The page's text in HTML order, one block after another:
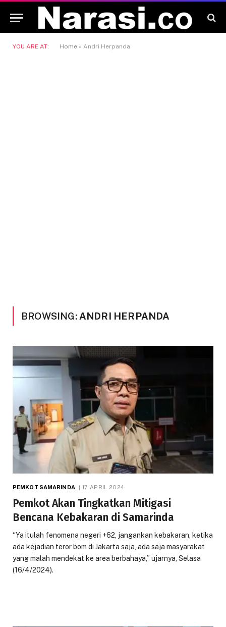
YOU ARE AT: Home » Andri Herpanda
BROWSING: ANDRI HERPANDA
PEMKOT SAMARINDA 17 APRIL 2024
Pemkot Akan Tingkatkan Mitigasi
Bencana Kebakaran di Samarinda
“Ya itulah fenomena negeri +62, jangankan kebakaran, ketika
ada kejadian teror bom di Jakarta saja, ada saja masyarakat
yang malah mendekat ke area berbahaya,” ujarnya, Selasa
(16/4/2024).